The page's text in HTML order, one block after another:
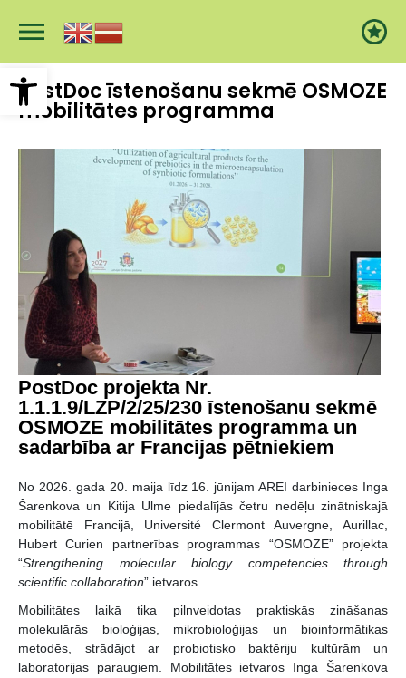
Open toolbar
galveno
PostDoc īstenošanu sekmē OSMOZE
mobilitātes programma
PostDoc projekta Nr.
1.1.1.9/LZP/2/25/230 īstenošanu sekmē
OSMOZE mobilitātes programma un
sadarbība ar Francijas pētniekiem
No 2026. gada 20. maija līdz 16. jūnijam AREI darbinieces Inga
Šarenkova un Kitija Ulme piedalījās četru nedēļu zinātniskajā
mobilitātē Francijā, Université Clermont Auvergne, Aurillac,
Hubert Curien partnerības programmas “OSMOZE” projekta
“Strengthening molecular biology competencies through
scientific collaboration” ietvaros.
Mobilitātes laikā tika pilnveidotas praktiskās zināšanas
molekulārās bioloģijas, mikrobioloģijas un bioinformātikas
metodēs, strādājot ar probiotisko baktēriju kultūrām un
laboratorijas paraugiem. Mobilitātes ietvaros Inga Šarenkova